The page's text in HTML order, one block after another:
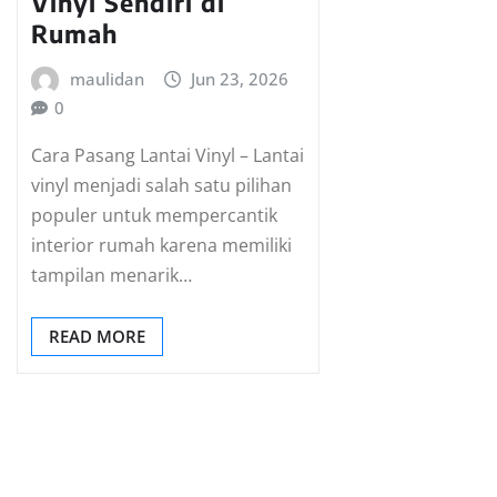
Rumah
maulidan
Jun 23, 2026
0
Cara Pasang Lantai Vinyl – Lantai
vinyl menjadi salah satu pilihan
populer untuk mempercantik
interior rumah karena memiliki
tampilan menarik…
READ MORE